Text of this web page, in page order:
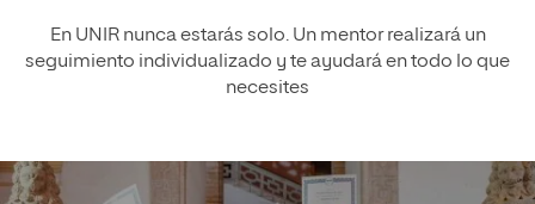
En UNIR nunca estarás solo. Un mentor realizará un
seguimiento individualizado y te ayudará en todo lo que
necesites